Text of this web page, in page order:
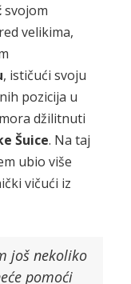
svojom
velikima,
, ističući svoju
pozicija u
džilitnuti
Šuice. Na taj
ubio više
vičući iz
još nekoliko
pomoći